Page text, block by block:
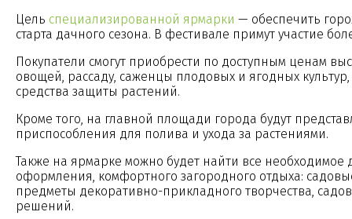
Цель специализированной ярмарки — обеспечить
старта дачного сезона. В фестивале примут участие
Покупатели смогут приобрести по доступным ценам
овощей, рассаду, саженцы плодовых и ягодных
средства защиты растений.
Кроме того, на главной площади города будут
приспособления для полива и ухода за растениями.
Также на ярмарке можно будет найти все
оформления, комфортного загородного отдыха:
предметы декоративно-прикладного творчества,
решений.